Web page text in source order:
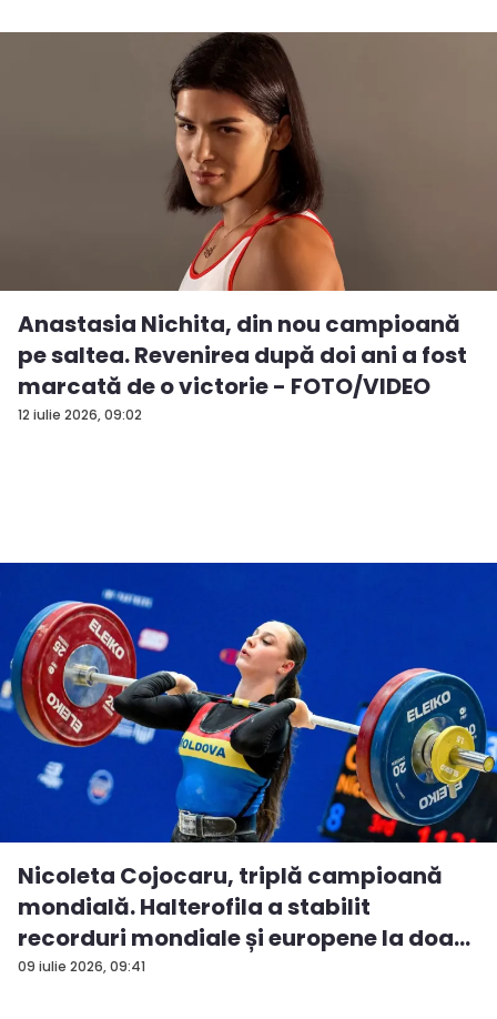
12 iulie 2026, 09:02
Anastasia Nichita, din nou campioană
pe saltea. Revenirea după doi ani a fost
marcată de o victorie - FOTO/VIDEO
09 iulie 2026, 09:41
Nicoleta Cojocaru, triplă campioană
mondială. Halterofila a stabilit
recorduri mondiale și europene la doa...